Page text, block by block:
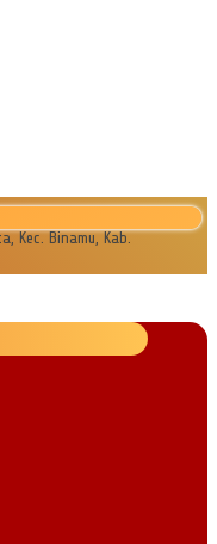
Kec. Binamu, Kab.